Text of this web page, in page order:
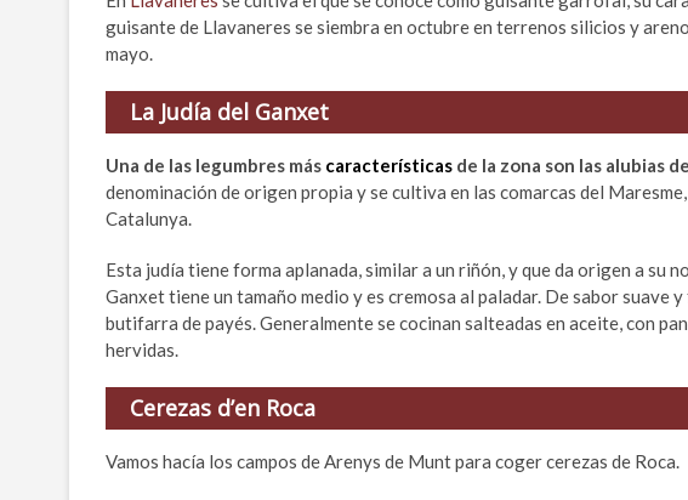
guisante de Llavaneres se siembra en octubre en terrenos silicios y
mayo.
La Judía del Ganxet
Una de las legumbres más características de la zona son las alubias
denominación de origen propia y se cultiva en las comarcas del
Catalunya.
Esta judía tiene forma aplanada, similar a un riñón, y que da origen a su
Ganxet tiene un tamaño medio y es cremosa al paladar. De sabor suave
butifarra de payés. Generalmente se cocinan salteadas en aceite, con
hervidas.
Cerezas d’en Roca
Vamos hacía los campos de Arenys de Munt para coger cerezas de Roca.